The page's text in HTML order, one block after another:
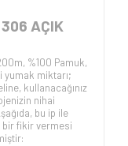
AÇIK
%100 Pamuk,
yumak miktarı;
kullanacağınız
nihai
bu ip ile
bir fikir vermesi